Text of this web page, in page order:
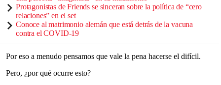
Protagonistas de Friends se sinceran sobre la política de “cero
relaciones” en el set
Conoce al matrimonio alemán que está detrás de la vacuna
contra el COVID-19
Por eso a menudo pensamos que vale la pena hacerse el difícil.
Pero, ¿por qué ocurre esto?